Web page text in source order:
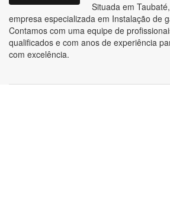
Situada em
empresa especializada em Instalação de
Contamos com uma equipe de
qualificados e com anos de experiência
com excelência.